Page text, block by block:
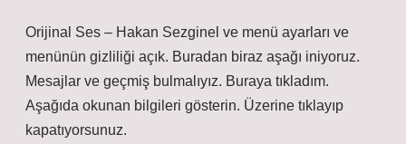
Orijinal Ses – Hakan Sezginel ve menü ayarları ve
menünün gizliliği açık. Buradan biraz aşağı iniyoruz.
Mesajlar ve geçmiş bulmalıyız. Buraya tıkladım.
Aşağıda okunan bilgileri gösterin. Üzerine tıklayıp
kapatıyorsunuz.